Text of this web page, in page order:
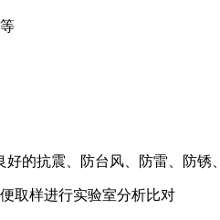
的抗震、防台风、防雷、防锈
取样进行实验室分析比对